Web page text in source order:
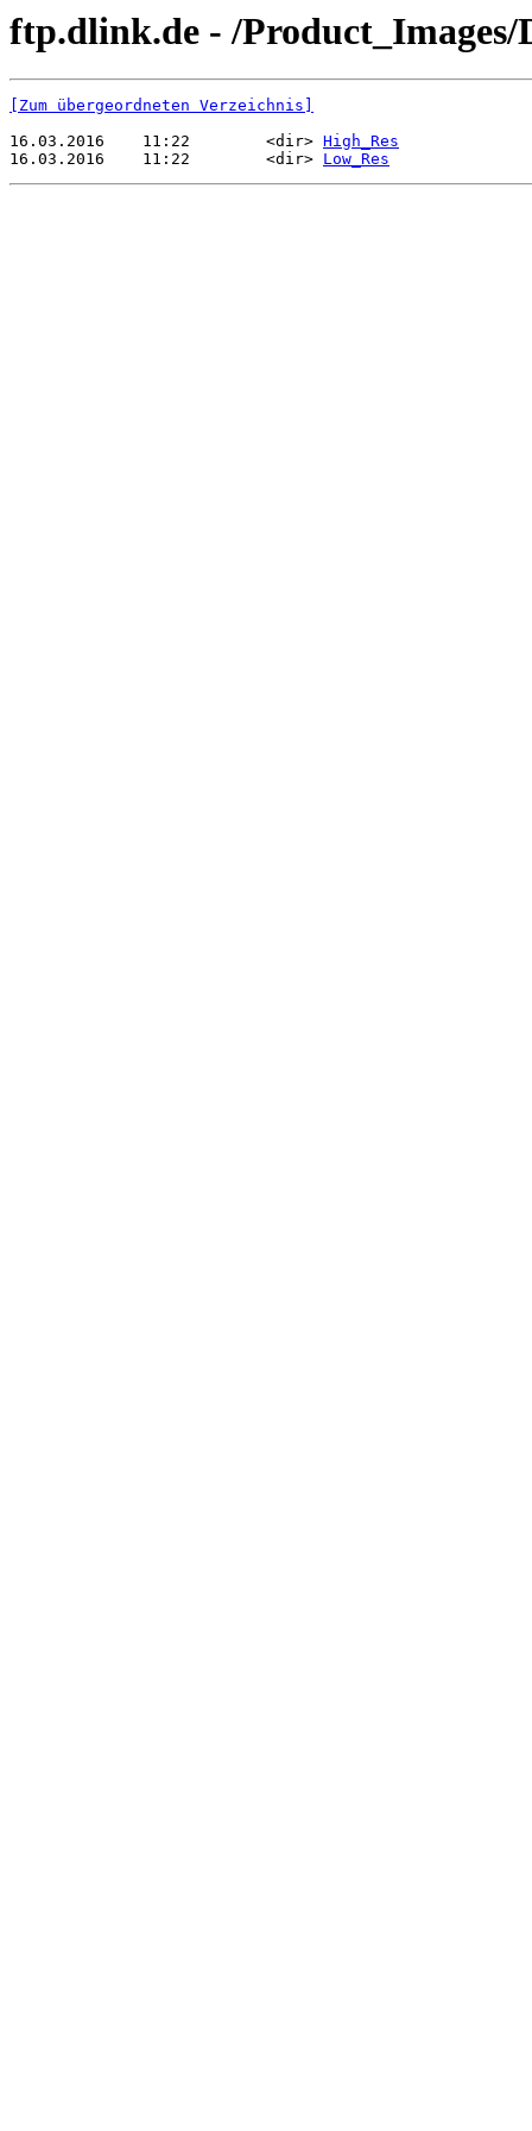
ftp.dlink.de - /Product_Images/
[Zum übergeordneten Verzeichnis]
16.03.2016    11:22        <dir> High_Res
16.03.2016    11:22        <dir> Low_Res